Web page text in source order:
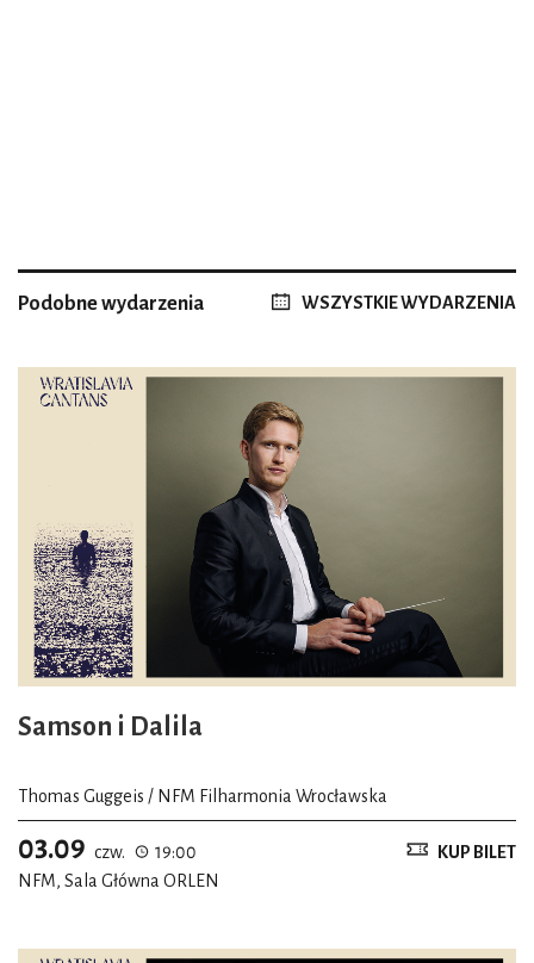
Podobne wydarzenia WSZYSTKIE WYDARZENIA
Samson i Dalila
Thomas Guggeis / NFM Filharmonia Wrocławska
03.09 czw.
19:00
NFM, Sala Główna ORLEN
KUP BILET